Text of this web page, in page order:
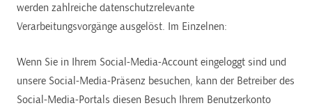
werden zahlreiche datenschutzrelevante
Verarbeitungsvorgänge ausgelöst. Im Einzelnen:
Wenn Sie in Ihrem Social-Media-Account eingeloggt sind und
unsere Social-Media-Präsenz besuchen, kann der Betreiber des
Social-Media-Portals diesen Besuch Ihrem Benutzerkonto